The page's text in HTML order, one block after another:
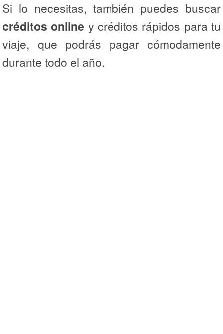
Si lo necesitas, también puedes buscar
créditos online y créditos rápidos para tu
viaje, que podrás pagar cómodamente
durante todo el año.